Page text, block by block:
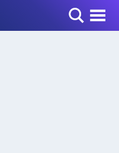
Toggle Menu